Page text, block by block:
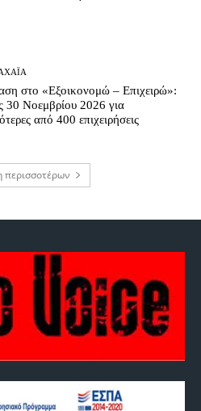
στο «Εξοικονομώ – Επιχειρώ»:
30 Νοεμβρίου 2026 για
από 400 επιχειρήσεις